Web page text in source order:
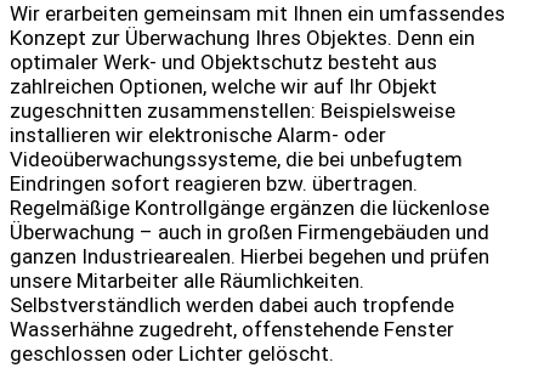
Wir erarbeiten gemeinsam mit Ihnen ein umfassendes
Konzept zur Überwachung Ihres Objektes. Denn ein
optimaler Werk- und Objektschutz besteht aus
zahlreichen Optionen, welche wir auf Ihr Objekt
zugeschnitten zusammenstellen: Beispielsweise
installieren wir elektronische Alarm- oder
Videoüberwachungssysteme, die bei unbefugtem
Eindringen sofort reagieren bzw. übertragen.
Regelmäßige Kontrollgänge ergänzen die lückenlose
Überwachung – auch in großen Firmengebäuden und
ganzen Industriearealen. Hierbei begehen und prüfen
unsere Mitarbeiter alle Räumlichkeiten.
Selbstverständlich werden dabei auch tropfende
Wasserhähne zugedreht, offenstehende Fenster
geschlossen oder Lichter gelöscht.